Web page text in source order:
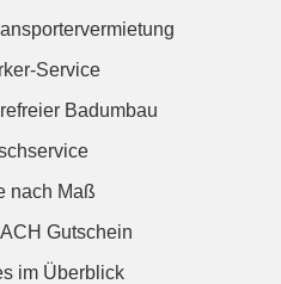
Service
Badumbau
nach Maß
Gutschein
im Überblick